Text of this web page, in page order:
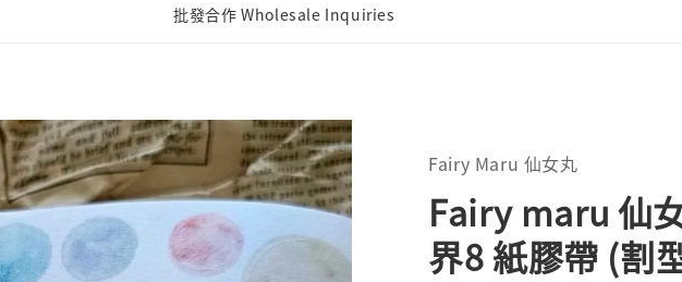
批發合作 Wholesale Inquiries
Fairy Maru 仙女丸
Fairy maru 仙
界8 紙膠帶 (割